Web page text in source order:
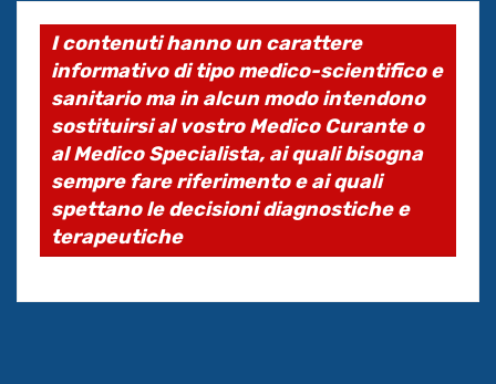
I contenuti hanno un carattere
informativo di tipo medico-scientifico e
sanitario ma in alcun modo intendono
sostituirsi al vostro Medico Curante o
al Medico Specialista, ai quali bisogna
sempre fare riferimento e ai quali
spettano le decisioni diagnostiche e
terapeutiche